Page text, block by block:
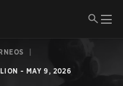
- MAY 9, 2026